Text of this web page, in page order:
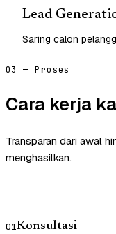
Lead
Saring calon
03 — Proses
Cara kerja
Transparan dari awal
menghasilkan.
01Konsultasi